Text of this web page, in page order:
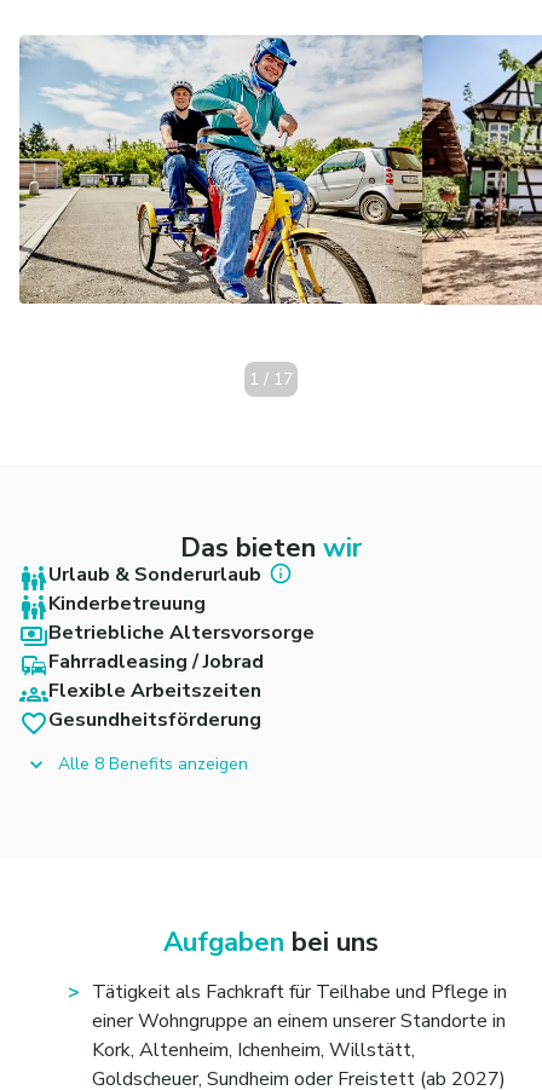
1 / 17
Das bieten wir
Urlaub & Sonderurlaub
Kinderbetreuung
Betriebliche Altersvorsorge
Fahrradleasing / Jobrad
Flexible Arbeitszeiten
Gesundheitsförderung
Alle 8 Benefits anzeigen
Aufgaben bei uns
Tätigkeit als Fachkraft für Teilhabe und Pflege in
einer Wohngruppe an einem unserer Standorte in
Kork, Altenheim, Ichenheim, Willstätt,
Goldscheuer, Sundheim oder Freistett (ab 2027)